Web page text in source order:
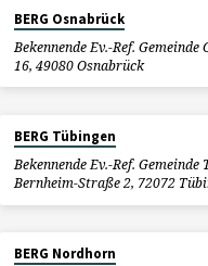
BERG Osnabrück
Bekennende Ev.-Ref.
16, 49080 Osnabrück
BERG Tübingen
Bekennende Ev.-Ref.
Bernheim-Straße 2, 72072
BERG Nordhorn